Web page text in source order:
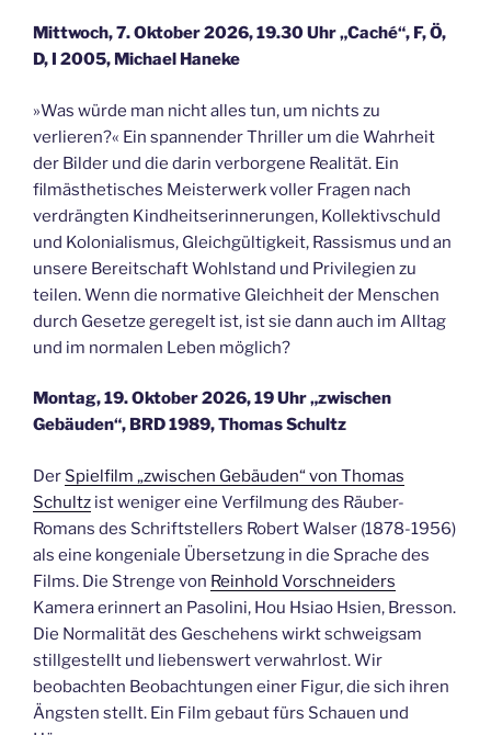
Mittwoch, 7. Oktober 2026, 19.30 Uhr „Caché“, F, Ö,
D, I 2005, Michael Haneke
»Was würde man nicht alles tun, um nichts zu
verlieren?« Ein spannender Thriller um die Wahrheit
der Bilder und die darin verborgene Realität. Ein
filmästhetisches Meisterwerk voller Fragen nach
verdrängten Kindheitserinnerungen, Kollektivschuld
und Kolonialismus, Gleichgültigkeit, Rassismus und an
unsere Bereitschaft Wohlstand und Privilegien zu
teilen. Wenn die normative Gleichheit der Menschen
durch Gesetze geregelt ist, ist sie dann auch im Alltag
und im normalen Leben möglich?
Montag, 19. Oktober 2026, 19 Uhr „zwischen
Gebäuden“, BRD 1989, Thomas Schultz
Der Spielfilm „zwischen Gebäuden“ von Thomas
Schultz ist weniger eine Verfilmung des Räuber-
Romans des Schriftstellers Robert Walser (1878-1956)
als eine kongeniale Übersetzung in die Sprache des
Films. Die Strenge von Reinhold Vorschneiders
Kamera erinnert an Pasolini, Hou Hsiao Hsien, Bresson.
Die Normalität des Geschehens wirkt schweigsam
stillgestellt und liebenswert verwahrlost. Wir
beobachten Beobachtungen einer Figur, die sich ihren
Ängsten stellt. Ein Film gebaut fürs Schauen und